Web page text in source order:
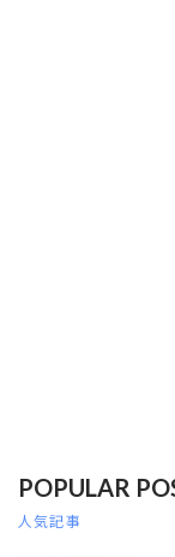
POPULAR
人気記事